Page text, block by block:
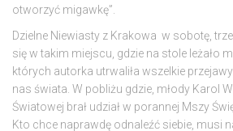
otworzyć migawkę”.
Dzielne Niewiasty z Krakowa w sobotę,
się w takim miejscu, gdzie na stole leżało
których autorka utrwaliła wszelkie
nas świata. W pobliżu gdzie, młody Karol
Światowej brał udział w porannej Mszy
Kto chce naprawdę odnaleźć siebie, musi